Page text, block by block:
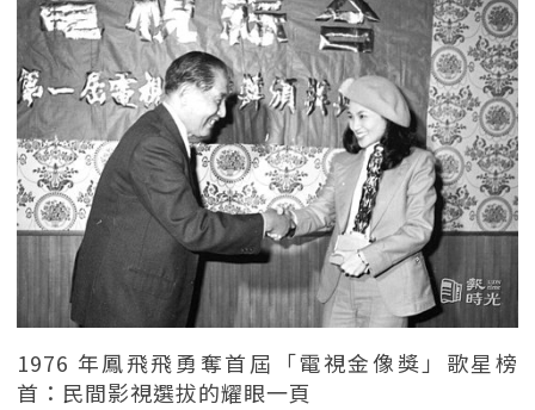
1976 年鳳飛飛勇奪首屆「電視金像獎」歌星榜
首：民間影視選拔的耀眼一頁